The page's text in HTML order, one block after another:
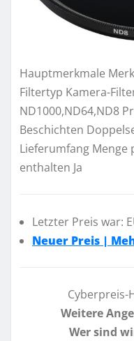
Hauptmerkmale
Filtertyp Kamera-
ND1000,ND64,ND8
Beschichten
Lieferumfang Menge
enthalten Ja
Letzter Preis war:
Neuer Preis |
Cyberpreis-
Weitere
Wer sind